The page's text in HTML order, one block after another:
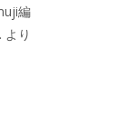
編
より